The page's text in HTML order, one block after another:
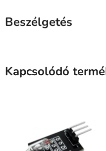
Beszélgetés
Kapcsolódó